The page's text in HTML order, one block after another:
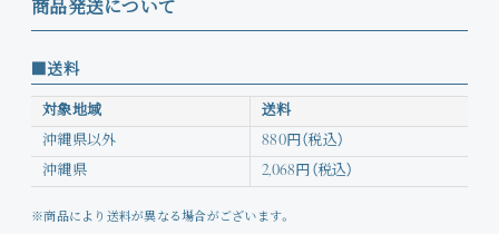
商品発送について
送料
対象地域 送料
沖縄県以外 880円（税込）
沖縄県 2,068円（税込）
※商品により送料が異なる場合がございます。